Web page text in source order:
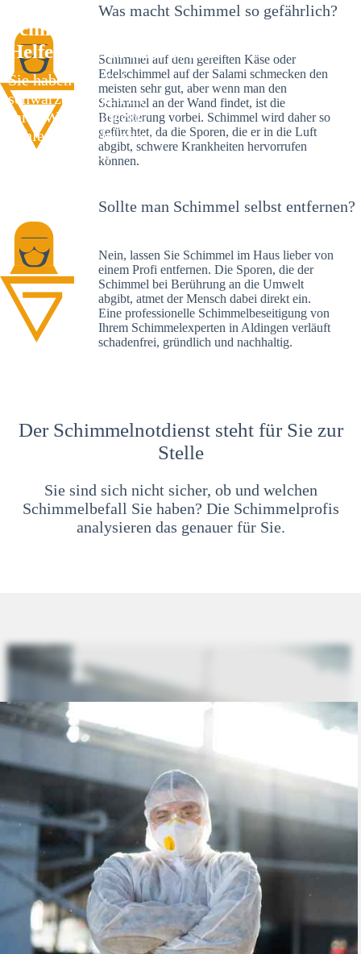
Schimmelexperte in Aldingen – Ihr
Helfer an Ort und Stelle
Sie haben kürzlich
schwarze Flecken an
Ihrer Wand entdeckt?
Schlechte Nachrichten:
Sie haben einen
Was macht Schimmel so gefährlich?
Schimmel auf dem gereiften Käse oder
Edelschimmel auf der Salami schmecken den
meisten sehr gut, aber wenn man den
Schimmel an der Wand findet, ist die
Begeisterung vorbei. Schimmel wird daher so
gefürchtet, da die Sporen, die er in die Luft
abgibt, schwere Krankheiten hervorrufen
können.
Sollte man Schimmel selbst entfernen?
Nein, lassen Sie Schimmel im Haus lieber von
einem Profi entfernen. Die Sporen, die der
Schimmel bei Berührung an die Umwelt
abgibt, atmet der Mensch dabei direkt ein.
Eine professionelle Schimmelbeseitigung von
Ihrem Schimmelexperten in Aldingen verläuft
schadenfrei, gründlich und nachhaltig.
Der Schimmelnotdienst steht für Sie zur
Stelle
Sie sind sich nicht sicher, ob und welchen
Schimmelbefall Sie haben? Die Schimmelprofis
analysieren das genauer für Sie.